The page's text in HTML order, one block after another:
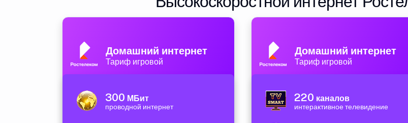
Домашний интернет
Тариф игровой
300 МБит
проводной интернет
Домашний интернет
Тариф игровой
220 каналов
интерактивное телевидение